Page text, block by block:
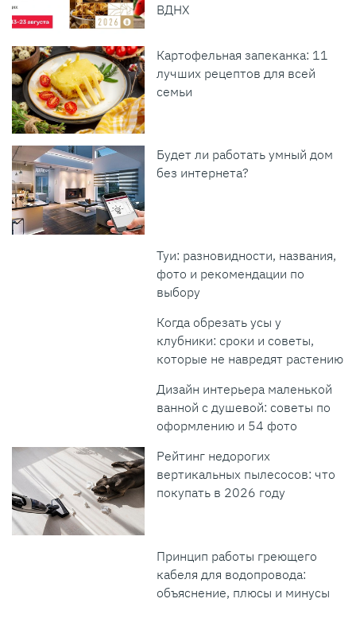
ВДНХ
Картофельная запеканка: 11
лучших рецептов для всей
семьи
Будет ли работать умный дом
без интернета?
Туи: разновидности, названия,
фото и рекомендации по
выбору
Когда обрезать усы у
клубники: сроки и советы,
которые не навредят растению
Дизайн интерьера маленькой
ванной с душевой: советы по
оформлению и 54 фото
Рейтинг недорогих
вертикальных пылесосов: что
покупать в 2026 году
Принцип работы греющего
кабеля для водопровода:
объяснение, плюсы и минусы